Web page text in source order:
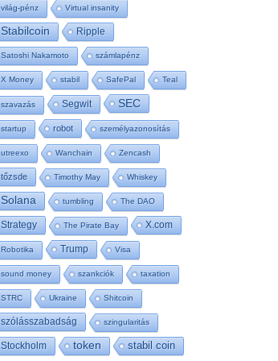
világ-pénz Virtual insanity
Stabilcoin Ripple
Satoshi Nakamoto számlapénz
X Money stabil SafePal Teal
szavazás Segwit SEC
startup robot személyazonosítás
utreexo Wanchain Zencash
tőzsde Timothy May Whiskey
Solana tumbling The DAO
Strategy The Pirate Bay X.com
Robotika Trump Visa
sound money szankciók taxation
STRC Ukraine Shitcoin
szólásszabadság szingularitás
Stockholm token stabil coin